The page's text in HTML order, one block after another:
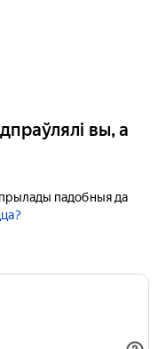
вы, а
падобныя да